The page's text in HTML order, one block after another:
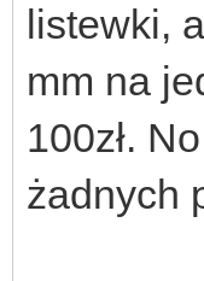
listewki,
mm na
100zł.
żadnych